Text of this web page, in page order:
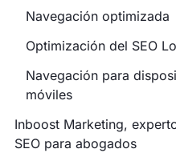
Navegación optimizada
Optimización del SEO
Navegación para
móviles
Inboost Marketing,
SEO para abogados